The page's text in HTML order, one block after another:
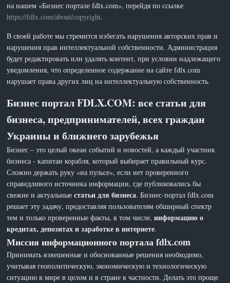
на нашем «Бизнес портале fdlx.com», перейдя по ссылке
https://fdlx.com/about/copyright.
В своей работе мы стремится избегать нарушения авторских прав и
нарушения прав интеллектуальной собственности. Администрация
будет редактировать или удалять контент, при условии надлежащего
уведомления, что определенное содержание на сайте fdlx.com
нарушает права других лиц на интеллектуальную собственность.
Бизнес портал FDLX.COM: все статьи для
бизнеса, предпринимателей, всех граждан
Украины и ближнего зарубежья
Бизнес – это целый океан событий и новостей, а каждый участник
бизнеса - капитан корабля, который выбирает правильный курс.
Сложно держать руку «на пульсе», если нет проверенного
справедливого источника информации, где публиковались бы
свежие и актуальныестатьи для бизнеса. Бизнес-портал fdlx.com
решает эту задачу, предоставляя пользователям обширный спектр
тем и только проверенные факты, в том числе,информацию о
кредитах, депозитах и заработке в интернете.
Миссия информационного портала fdlx.com
Принимать взвешенные и обоснованные решения необходимо,
учитывая геополитическую, экономическую и технологическую
ситуацию в мире в целом и в стране в частности. Делать это проще